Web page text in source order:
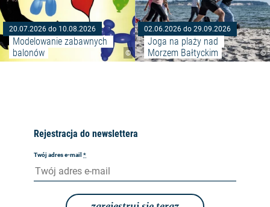
©
20.07.2026 do 10.08.2026
Modelowanie zabawnych
balonów
©
02.06.2026 do 29.09.2026
Joga na plaży nad
Morzem Bałtyckim
Rejestracja do newslettera
Twój adres e-mail *